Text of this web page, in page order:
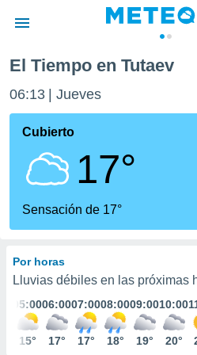
de
por
se
calidad.
a este
las
y
forma
digital
basada
El Tiempo en Tutaev
06:13 Jueves
Cubierto
17°
Sensación de 17°
Por horas
Lluvias débiles en las próximas
05:00
15°
06:00
17°
07:00
17°
08:00
18°
09:00
19°
10:00
20°